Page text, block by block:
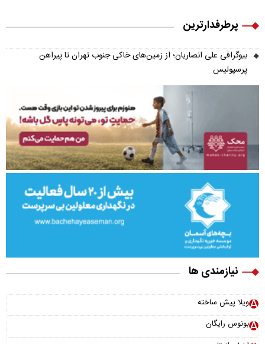
پرطرفدارترین
بیوگرافی علی انصاریان؛ از زمین‌های خاکی جنوب تهران تا پیراهن
پرسپولیس
نیازمندی ها
ویلا پیش ساخته
بونوس رایگان